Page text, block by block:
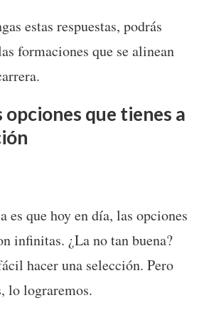
estas respuestas, podrás
formaciones que se alinean
opciones que tienes a
es que hoy en día, las opciones
infinitas. ¿La no tan buena?
hacer una selección. Pero
lo lograremos.